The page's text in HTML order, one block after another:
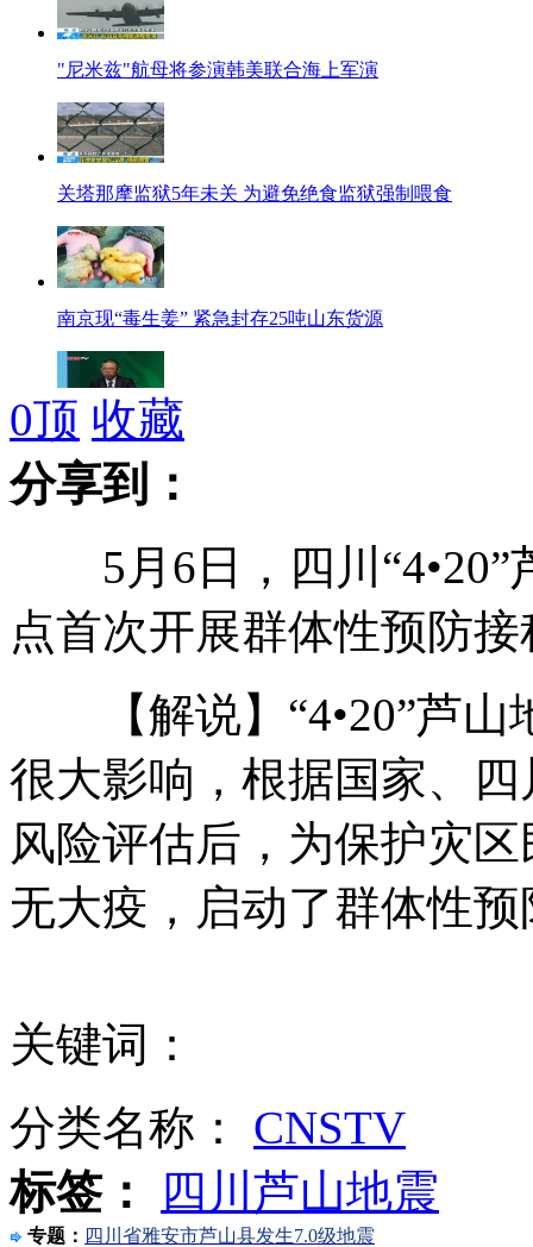
"尼米兹"航母将参演韩美联合海上军演
关塔那摩监狱5年未关 为避免绝食监狱强制喂食
南京现“毒生姜” 紧急封存25吨山东货源
农夫山泉董事长：国标地标不同导致检测结果差异
南京交管发布10起闯红灯引发的交通事故视频
河南孟姜女河成"血河" 官方称不影响周围水质
粗心父亲给儿穿衣 拉链夹住孩子生殖器
山西运城恶犬咬伤多人 警民合力深夜将其击毙
0顶 收藏
分享到：
5月6日，四川“4•20”
点首次开展群体性预防
【解说】“4•20”芦山
很大影响，根据国家、
风险评估后，为保护灾
无大疫，启动了群体性
关键词：
分类名称： CNSTV
标签：
四川芦山地震
专题： 四川省雅安市芦山县发生7.0级地震